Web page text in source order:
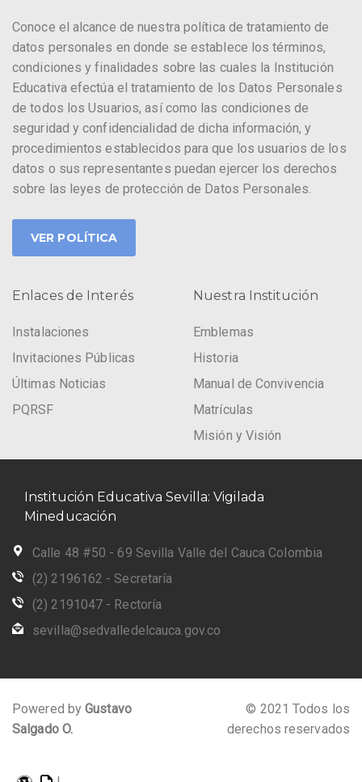
Conoce el alcance de nuestra política de tratamiento de
datos personales en donde se establece los términos,
condiciones y finalidades sobre las cuales la Institución
Educativa efectúa el tratamiento de los Datos Personales
de todos los Usuarios, así como las condiciones de
seguridad y confidencialidad de dicha información, y
procedimientos establecidos para que los usuarios de los
datos o sus representantes puedan ejercer los derechos
sobre las leyes de protección de Datos Personales.
VER POLÍTICA
Enlaces de Interés
Instalaciones
Invitaciones Públicas
Últimas Noticias
PQRSF
Nuestra Institución
Emblemas
Historia
Manual de Convivencia
Matrículas
Misión y Visión
Institución Educativa Sevilla: Vigilada
Mineducación
Calle 48 #50 - 69 Sevilla Valle del Cauca Colombia
(2) 2196162 - Secretaría
(2) 2191047 - Rectoría
sevilla@sedvalledelcauca.gov.co
Powered byGustavo
Salgado O.
© 2021 Todos los
derechos reservados